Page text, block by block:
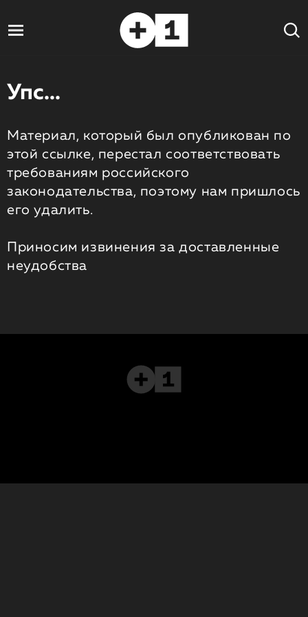
Упс...
Материал, который был опубликован по
этой ссылке, перестал соответствовать
требованиям российского
законодательства, поэтому нам пришлось
его удалить.
Приносим извинения за доставленные
неудобства